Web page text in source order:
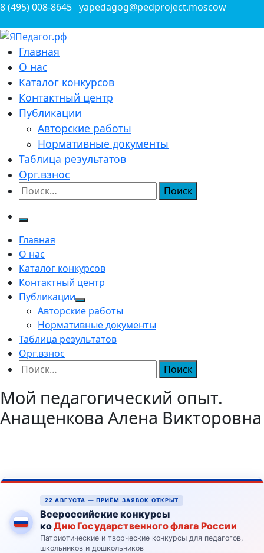
Перейти
содержимому
8 (495) 008-8645 yapedagog@pedproject.moscow
ЯПедагог.рф
Всероссийские конкурсы для педагогов
Главная
О нас
Каталог конкурсов
Контактный центр
Публикации
Авторские работы
Нормативные документы
Таблица результатов
Орг.взнос
Найти:
Главная
О нас
Каталог конкурсов
Контактный центр
Публикации
Авторские работы
Нормативные документы
Таблица результатов
Орг.взнос
Найти:
Мой педагогический опыт.
Анащенкова Алена Викторовна
22 АВГУСТА — ПРИЁМ ЗАЯВОК ОТКРЫТ
Всероссийские конкурсы
коДню Государственного флага России
Патриотические и творческие конкурсы для педагогов,
школьников и дошкольников